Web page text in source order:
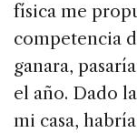
física me
competencia
ganara,
el año. Dado
mi casa,